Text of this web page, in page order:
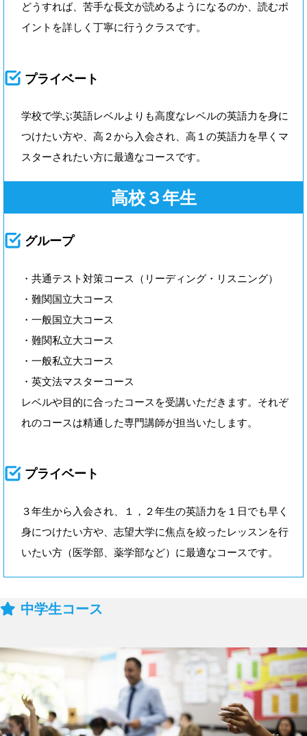
どうすれば、苦手な長文が読めるようになるのか、読むポ
イントを詳しく丁寧に行うクラスです。
プライベート
学校で学ぶ英語レベルよりも高度なレベルの英語力を身に
つけたい方や、高２から入会され、高１の英語力を早くマ
スターされたい方に最適なコースです。
高校３年生
グループ
・共通テスト対策コース（リーディング・リスニング）
・難関国立大コース
・一般国立大コース
・難関私立大コース
・一般私立大コース
・英文法マスターコース
レベルや目的に合ったコースを受講いただきます。それぞ
れのコースは精通した専門講師が担当いたします。
プライベート
３年生から入会され、１，２年生の英語力を１日でも早く
身につけたい方や、志望大学に焦点を絞ったレッスンを行
いたい方（医学部、薬学部など）に最適なコースです。
中学生コース